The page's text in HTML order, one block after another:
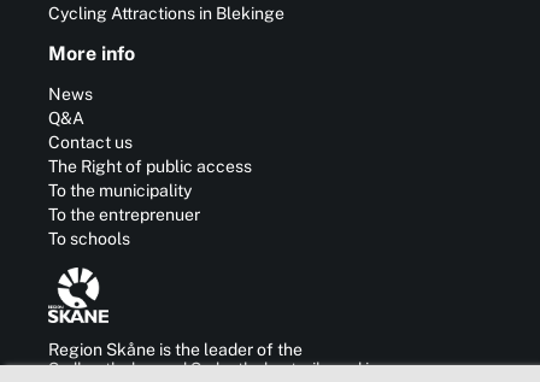
Cycling Attractions in Blekinge
More info
News
Q&A
Contact us
The Right of public access
To the municipality
To the entreprenuer
To schools
Region Skåne is the leader of the
Sydkustleden and Sydostleden trails and is